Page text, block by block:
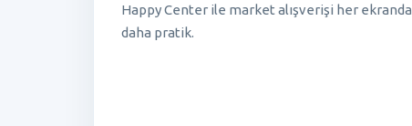
Happy Center ile market alışverişi her ekranda
daha pratik.